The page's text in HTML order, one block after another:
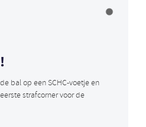
bal op een SCHC-voetje en
strafcorner voor de